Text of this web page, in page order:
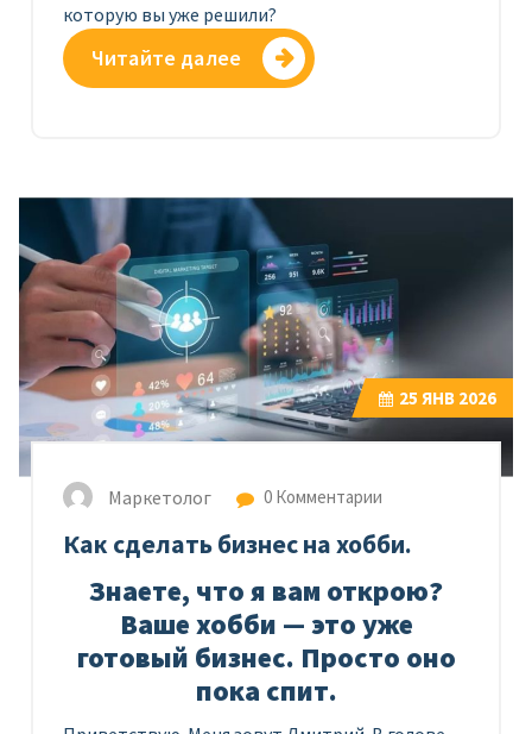
которую вы уже решили?
Читайте далее
25 ЯНВ 2026
Маркетолог 0 Комментарии
Как сделать бизнес на хобби.
Знаете, что я вам открою?
Ваше хобби — это уже
готовый бизнес. Просто оно
пока спит.